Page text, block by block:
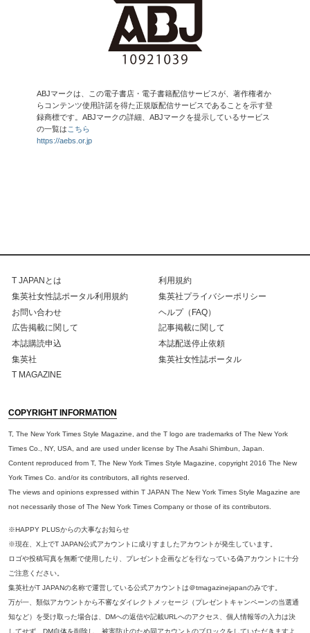
ABJマークは、この電子書店・電子書籍配信サービスが、著作権者か
らコンテンツ使用許諾を得た正規版配信サービスであることを示す登
録商標です。ABJマークの詳細、ABJマークを提示しているサービス
の一覧は こちら
https://aebs.or.jp
T JAPANとは
利用規約
集英社女性誌ポータル利用規約
集英社プライバシーポリシー
お問い合わせ
ヘルプ（FAQ）
広告掲載に関して
記事掲載に関して
本誌購読申込
本誌配送停止依頼
集英社
集英社女性誌ポータル
T MAGAZINE
COPYRIGHT INFORMATION
T, The New York Times Style Magazine, and the T logo are trademarks of The New York
Times Co., NY, USA, and are used under license by The Asahi Shimbun, Japan.
Content reproduced from T, The New York Times Style Magazine, copyright 2016 The New
York Times Co. and/or its contributors, all rights reserved.
The views and opinions expressed within T JAPAN The New York Times Style Magazine are
not necessarily those of The New York Times Company or those of its contributors.
※HAPPY PLUSからの大事なお知らせ
※現在、X上でT JAPAN公式アカウントに成りすましたアカウントが発生しています。
ロゴや投稿写真を無断で使用したり、プレゼント企画などを行なっている偽アカウントに十分
ご注意ください。
集英社がT JAPANの名称で運営している公式アカウントは＠tmagazinejapanのみです。
万が一、類似アカウントから不審なダイレクトメッセージ（プレゼントキャンペーンの当選通
知など）を受け取った場合は、DMへの返信や記載URLへのアクセス、個人情報等の入力は決
してせず、DM自体を削除し、被害防止のため同アカウントのブロックをしていただきますよ